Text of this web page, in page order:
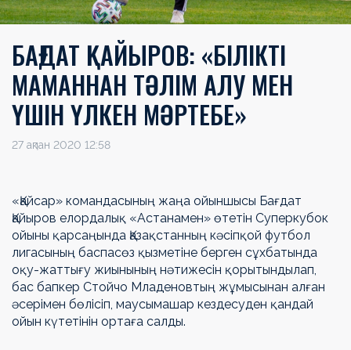
БАҒДАТ ҚАЙЫРОВ: «БІЛІКТІ
МАМАННАН ТӘЛІМ АЛУ МЕН
ҮШІН ҮЛКЕН МӘРТЕБЕ»
27 ақпан 2020 12:58
«Қайсар» командасының жаңа ойыншысы Бағдат
Қайыров елордалық «Астанамен» өтетін Суперкубок
ойыны қарсаңында Қазақстанның кәсіпқой футбол
лигасының баспасөз қызметіне берген сұхбатында
оқу-жаттығу жиынының нәтижесін қорытындылап,
бас бапкер Стойчо Младеновтың жұмысынан алған
әсерімен бөлісіп, маусымашар кездесуден қандай
ойын күтетінін ортаға салды.